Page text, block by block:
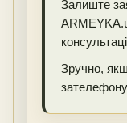
Залиште
Зручно,